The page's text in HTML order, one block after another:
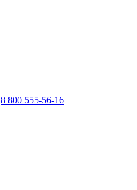
8 800 555-56-16